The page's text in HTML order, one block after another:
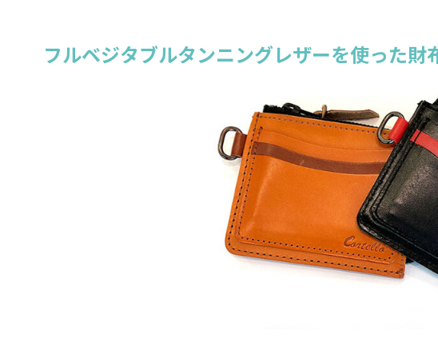
フルベジタブルタンニングレザーを使った財